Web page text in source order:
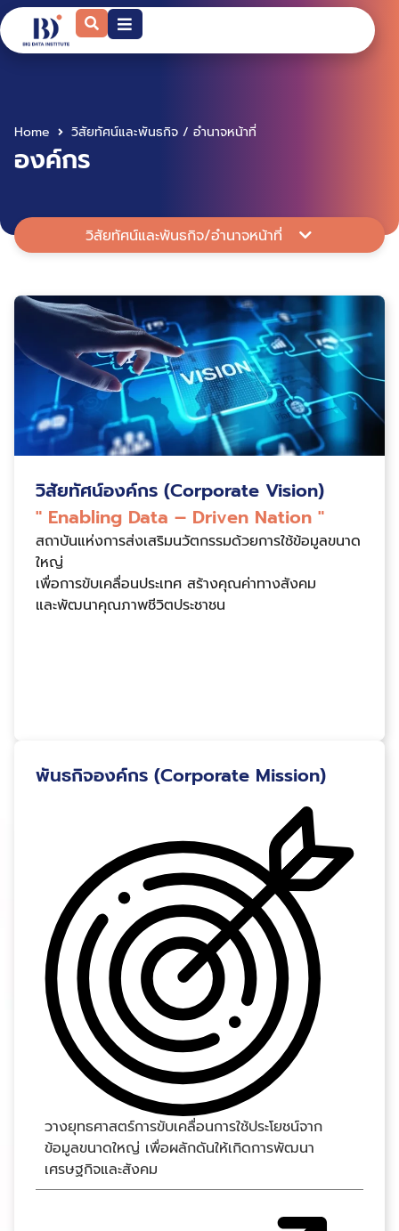
Home วิสัยทัศน์และพันธกิจ / อำนาจหน้าที่
องค์กร
วิสัยทัศน์และพันธกิจ/อำนาจหน้าที่
วิสัยทัศน์องค์กร (Corporate Vision)
" Enabling Data – Driven Nation "
สถาบันแห่งการส่งเสริมนวัตกรรมด้วยการใช้ข้อมูลขนาด
ใหญ่
เพื่อการขับเคลื่อนประเทศ สร้างคุณค่าทางสังคม
และพัฒนาคุณภาพชีวิตประชาชน
พันธกิจองค์กร (Corporate Mission)
วางยุทธศาสตร์การขับเคลื่อนการใช้ประโยชน์จาก
ข้อมูลขนาดใหญ่ เพื่อผลักดันให้เกิดการพัฒนา
เศรษฐกิจและสังคม